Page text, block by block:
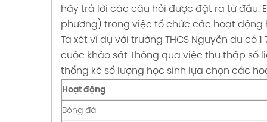
hãy trả lời các câu hỏi được đặt ra từ đầu.
phương) trong việc tổ chức các hoạt động
Ta xét ví dụ với trường THCS Nguyễn du có
cuộc khảo sát Thông qua việc thu thập số
thống kê số lượng học sinh lựa chọn các
Hoạt động
Bóng đá